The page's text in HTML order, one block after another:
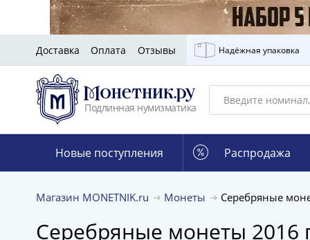
Доставка Оплата Отзывы Надёжная упаковка
Подлинная нумизматика
Новые поступления Распродажа
Магазин MONETNIK.ru Монеты Серебряные
Серебряные монеты 2016